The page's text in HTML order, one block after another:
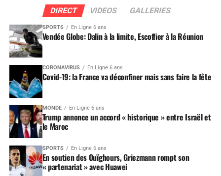
DIRECT VIDEOS GALLERIES
SPORTS En Ligne 6 ans
Vendée Globe: Dalin à la limite, Escoffier à la Réunion
CORONAVIRUS En Ligne 6 ans
Covid-19: la France va déconfiner mais sans faire la fête
MONDE En Ligne 6 ans
Trump annonce un accord « historique » entre Israël et
le Maroc
SPORTS En Ligne 6 ans
En soutien des Ouïghours, Griezmann rompt son
« partenariat » avec Huawei